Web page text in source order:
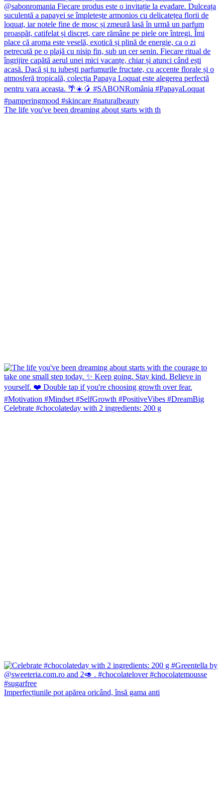
The life you've been dreaming about starts with th
Celebrate #chocolateday with 2 ingredients: 200 g
Imperfecțiunile pot apărea oricând, însă gama anti